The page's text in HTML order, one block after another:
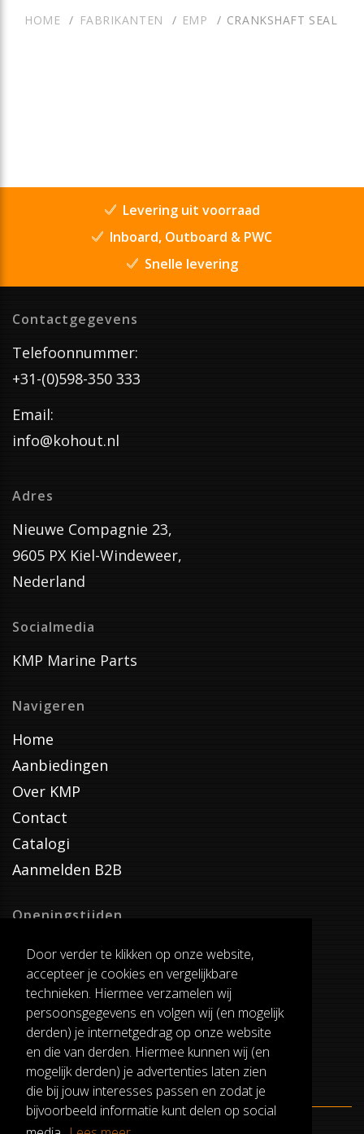
Door verder te klikken op onze website,
accepteer je cookies en vergelijkbare
technieken. Hiermee verzamelen wij
persoonsgegevens en volgen wij (en mogelijk
derden) je internetgedrag op onze website
en die van derden. Hiermee kunnen wij (en
mogelijk derden) je advertenties laten zien
die bij jouw interesses passen en zodat je
bijvoorbeeld informatie kunt delen op social
HOME FABRIKANTEN EMP CRANKSHAFT SEAL
Levering uit voorraad
Inboard, Outboard & PWC
Snelle levering
Contactgegevens
Telefoonnummer:
+31-(0)598-350 333
Email:
info@kohout.nl
Adres
Nieuwe Compagnie 23,
9605 PX Kiel-Windeweer,
Nederland
Socialmedia
KMP Marine Parts
Navigeren
Home
Aanbiedingen
Over KMP
Contact
Catalogi
Aanmelden B2B
Openingstijden
Dinsdag T/M Zaterdag
van 8:00-17:00
Verzenddagen
Dinsdag T/M Vrijdag
Pauze
12:30-13:00